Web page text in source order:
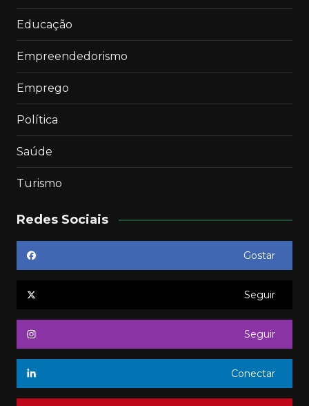
Educação
Empreendedorismo
Emprego
Política
Saúde
Turismo
Redes Sociais
Gostar
Seguir
Seguir
Conectar